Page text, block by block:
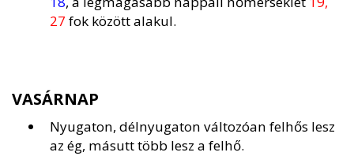
27 fok között alakul.
VASÁRNAP
Nyugaton, délnyugaton változóan felhős lesz
az ég, másutt több lesz a felhő.